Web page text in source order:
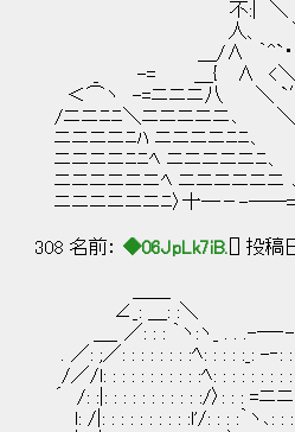
不:| ＼ ゝ フ イ
人、 ＼､ ＜
＿/∧ ｀^`・ ， ｀Ｔ 〔
_ -= ＿{ ∧ <＼ 不ト
＜⌒ヽ -=ニニニ八 ＼ `′/ 〉
/ニニﾆﾆ＼ニニニニニ､ ＼/ [
ニニニニﾆﾊ ニニニニﾆﾆ､
ニニニニﾆﾆﾍ ニニニニニﾆ
ニニニニニニﾍ ニニニニ
ニニニニニニﾆ〉十―－-
308 名前： ◆06JpLk7iB. [] 投稿
∠_: ＿: :＼
＿_ ／: : : ｀ヽ:ヽ_ . . .-―‐-.
. ／: ;／: : : : : : : :ﾍ: : : : :_:
/／/l: : : : : : : : : : :ﾍ: : : : : : : : : :
´ /: :|: : : : : : : : : : :/〉: : : =ニニ:
l: /|: : : : : : : : : :l'/: : : :